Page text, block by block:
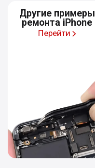
Другие примеры
ремонта iPhone
Перейти